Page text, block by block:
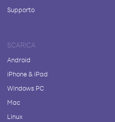
Supporto
SCARICA
Android
iPhone & iPad
Windows PC
Mac
Linux